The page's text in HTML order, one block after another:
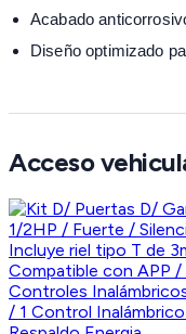
Acabado
Diseño optimizado
Acceso